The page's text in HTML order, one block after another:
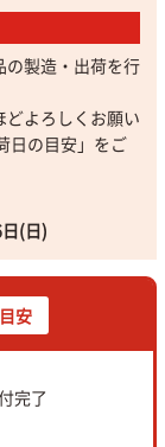
の製造・出荷を行
どよろしくお願い
日の目安」をご
(日)
安
完了